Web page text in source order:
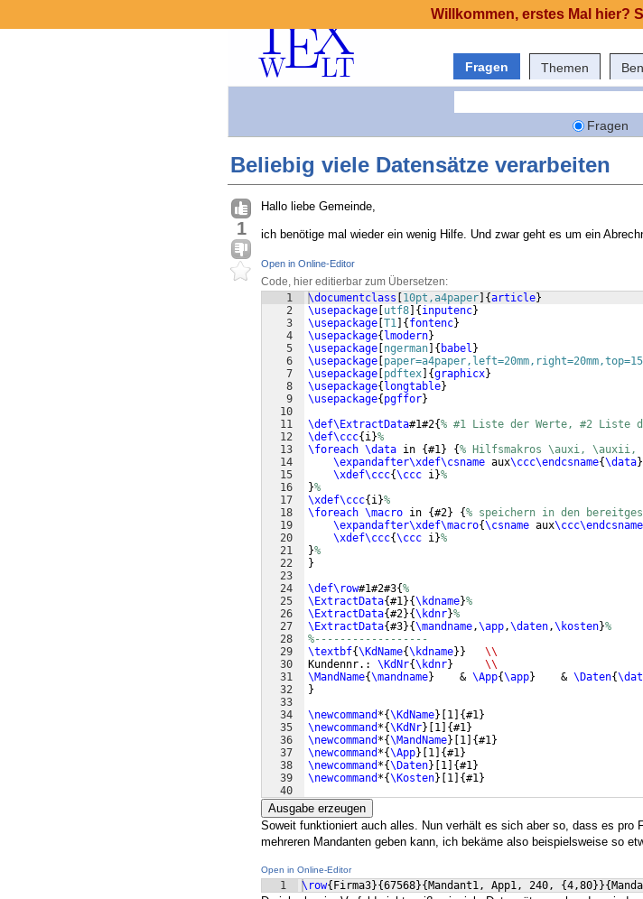
Fragen Themen
Fragen
Beliebig viele Datensätze verarbeiten
1
Hallo liebe Gemeinde,
ich benötige mal wieder ein wenig Hilfe. Und zwar geht es um ein
Open in Online-Editor
Code, hier editierbar zum Übersetzen:
1
2
3
4
5
6
7
8
9
10
11
12
13
14
15
16
17
18
19
20
21
22
23
24
25
26
27
28
29
30
31
32
33
34
35
36
37
38
39
40
41
\documentclass 10pt,a4paper {article}
\usepackage utf8 { inputenc}
\usepackage T1 { fontenc}
\usepackage{ lmodern}
\usepackage ngerman { babel }
\usepackage
\usepackage pdftex {graphicx}
\usepackage{ longtable}
\usepackage{ pgffor}
\def\ExtractData#1#2{% #1 Liste der Werte, #2 Liste
\def\ccc{ i}%
\foreach \data in {#1} {% Hilfsmakros \auxi,
\expandafter\xdef\csname aux\ccc\endcsname{\data}
\xdef\ccc{\ccc i}%
}%
\xdef\ccc{ i}%
\foreach \macro in {#2} {% speichern in den
\expandafter\xdef\macro{\csname aux\ccc\endcsname
\xdef\ccc{\ccc i}%
}%
}
\def\row#1#2#3{%
\ExtractData{#1}{\kdname}%
\ExtractData{#2}{\kdnr}%
\ExtractData{#3}{\mandname,\app,\daten,\kosten}%
%------------------
\textbf{\KdName{\kdname}}
\\
Kundennr.: \KdNr{\kdnr}
\\
\MandName{\mandname}
    &
\App{\app}
    &
\Daten{
}
\newcommand *{\KdName} 1 {#1}
\newcommand *{\KdNr} 1 {#1}
\newcommand *{\MandName} 1 {#1}
\newcommand *{\App} 1 {#1}
\newcommand *{\Daten} 1 {#1}
\newcommand *{\Kosten} 1 {#1}
\newenvironment
Ausgabe erzeugen
Soweit funktioniert auch alles. Nun verhält es sich aber so, dass es pro
mehreren Mandanten geben kann, ich bekäme also beispielsweise so
Open in Online-Editor
1 \row{ Firma3}{67568}{ Mandant1, App1, 240, {4,80}}{
Willkommen, erstes Mal hier?